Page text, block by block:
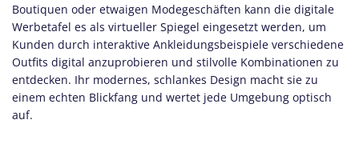
Boutiquen oder etwaigen Modegeschäften kann die digitale
Werbetafel es als virtueller Spiegel eingesetzt werden, um
Kunden durch interaktive Ankleidungsbeispiele verschiedene
Outfits digital anzuprobieren und stilvolle Kombinationen zu
entdecken. Ihr modernes, schlankes Design macht sie zu
einem echten Blickfang und wertet jede Umgebung optisch
auf.